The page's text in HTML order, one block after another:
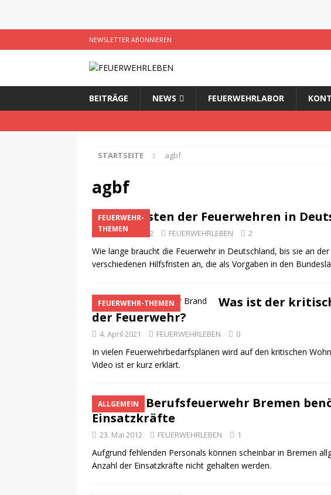
NEWSLETTER ABONNIEREN
BEITRÄGE NEWS FEUERWEHRLABOR
STARTSEITE agbf
agbf
FEUERWEHR-
THEMEN
Hilfsfristen der Feuerwehren in
6. Februar 2022 FEUERWEHRLEBEN 2
Wie lange braucht die Feuerwehr in Deutschland, bis sie an
verschiedenen Hilfsfristen an, die als Vorgaben in den
FEUERWEHR-THEMEN
Was ist der
der Feuerwehr?
4. April 2021 FEUERWEHRLEBEN 0
In vielen Feuerwehrbedarfsplänen wird auf den kritischen
Video ist er kurz erklärt.
ALLGEMEIN
Berufsfeuerwehr Bremen
Einsatzkräfte
23. Mai 2012 FEUERWEHRLEBEN 1
Aufgrund fehlenden Personals können scheinbar in Bremen
Anzahl der Einsatzkräfte nicht gehalten werden.